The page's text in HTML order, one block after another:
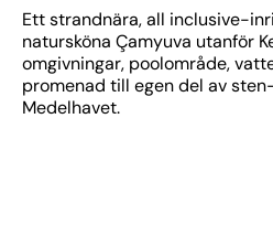
Ett strandnära, all inclusive-
natursköna Çamyuva utanför
omgivningar, poolområde,
promenad till egen del av
Medelhavet.